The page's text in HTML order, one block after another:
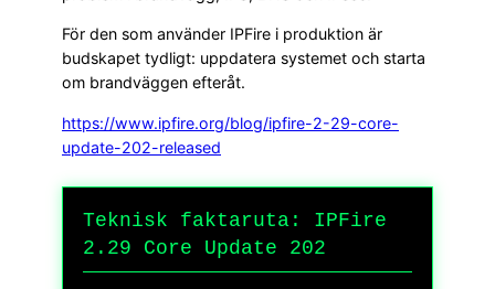
För den som använder IPFire i produktion är
budskapet tydligt: uppdatera systemet och starta
om brandväggen efteråt.
https://www.ipfire.org/blog/ipfire-2-29-core-
update-202-released
Teknisk faktaruta: IPFire
2.29 Core Update 202